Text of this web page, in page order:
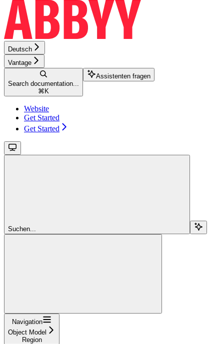
Deutsch
Vantage
Search documentation...
⌘ K
Assistenten fragen
Website
Get Started
Get Started
Suchen...
Navigation
Object Model
Region